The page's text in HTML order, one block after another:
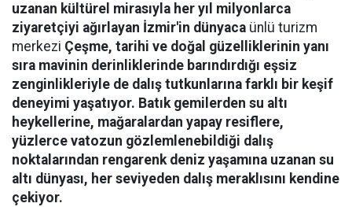
uzanan kültürel mirasıyla her yıl milyonlarca
ziyaretçiyi ağırlayan İzmir'in dünyaca ünlü turizm
merkezi Çeşme, tarihi ve doğal güzelliklerinin yanı
sıra mavinin derinliklerinde barındırdığı eşsiz
zenginlikleriyle de dalış tutkunlarına farklı bir keşif
deneyimi yaşatıyor. Batık gemilerden su altı
heykellerine, mağaralardan yapay resiflere,
yüzlerce vatozun gözlemlenebildiği dalış
noktalarından rengarenk deniz yaşamına uzanan su
altı dünyası, her seviyeden dalış meraklısını kendine
çekiyor.